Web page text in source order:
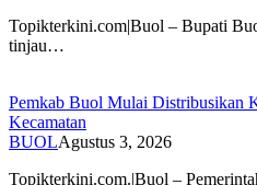
Topikterkini.com|Buol – Bupati
tinjau…
Pemkab Buol Mulai Distribusikan
Kecamatan
BUOLAgustus 3, 2026
Topikterkini.com.|Buol –